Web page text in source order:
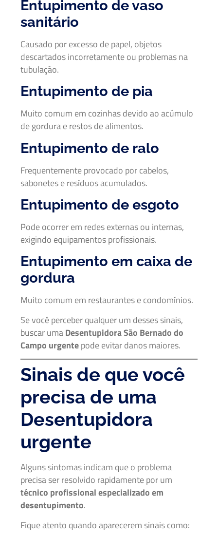
Entupimento de vaso
sanitário
Causado por excesso de papel, objetos
descartados incorretamente ou problemas na
tubulação.
Entupimento de pia
Muito comum em cozinhas devido ao acúmulo
de gordura e restos de alimentos.
Entupimento de ralo
Frequentemente provocado por cabelos,
sabonetes e resíduos acumulados.
Entupimento de esgoto
Pode ocorrer em redes externas ou internas,
exigindo equipamentos profissionais.
Entupimento em caixa de
gordura
Muito comum em restaurantes e condomínios.
Se você perceber qualquer um desses sinais,
buscar umaDesentupidora São Bernado do
Campo urgentepode evitar danos maiores.
Sinais de que você
precisa de uma
Desentupidora
urgente
Alguns sintomas indicam que o problema
precisa ser resolvido rapidamente por um
técnico profissional especializado em
desentupimento.
Fique atento quando aparecerem sinais como: